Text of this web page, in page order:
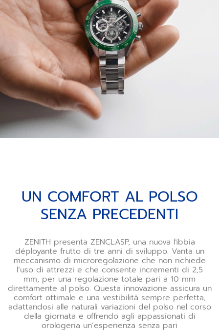
UN COMFORT AL POLSO
SENZA PRECEDENTI
ZENITH presenta ZENCLASP, una nuova fibbia
déployante frutto di tre anni di sviluppo. Vanta un
meccanismo di microregolazione che non richiede
l’uso di attrezzi e che consente incrementi di 2,5
mm, per una regolazione totale pari a 10 mm
direttamente al polso. Questa innovazione assicura un
comfort ottimale e una vestibilità sempre perfetta,
adattandosi alle naturali variazioni del polso nel corso
della giornata e offrendo agli appassionati di
orologeria un’esperienza senza pari